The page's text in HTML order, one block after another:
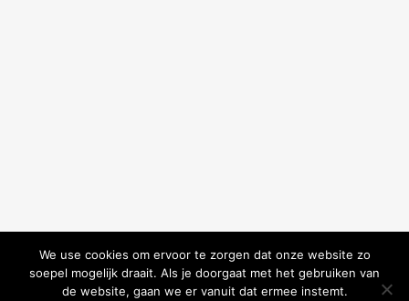
We use cookies om ervoor te zorgen dat onze website zo
soepel mogelijk draait. Als je doorgaat met het gebruiken van
de website, gaan we er vanuit dat ermee instemt.